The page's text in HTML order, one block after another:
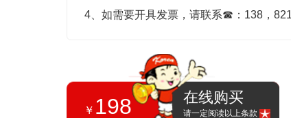
4、如需要开具发票，请联系☎ ：138，
￥ 198 在线购买
请一定阅读以上条款